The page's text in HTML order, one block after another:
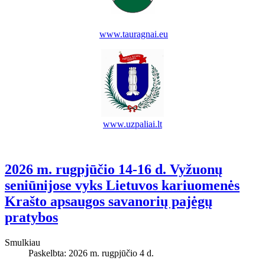
www.tauragnai.eu
www.uzpaliai.lt
2026 m. rugpjūčio 14-16 d. Vyžuonų
seniūnijose vyks Lietuvos kariuomenės
Krašto apsaugos savanorių pajėgų
pratybos
Smulkiau
Paskelbta: 2026 m. rugpjūčio 4 d.